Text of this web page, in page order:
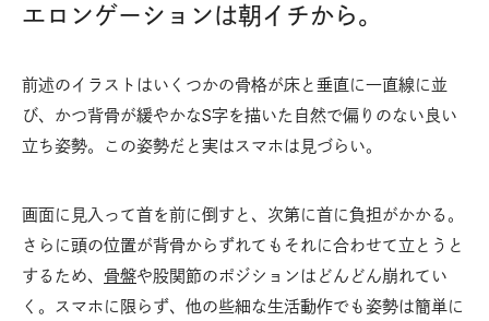
エロンゲーションは朝イチから。
前述のイラストはいくつかの骨格が床と垂直に一直線に並
び、かつ背骨が緩やかなS字を描いた自然で偏りのない良い
立ち姿勢。この姿勢だと実はスマホは見づらい。
画面に見入って首を前に倒すと、次第に首に負担がかかる。
さらに頭の位置が背骨からずれてもそれに合わせて立とうと
するため、 骨盤や股関節のポジションはどんどん崩れてい
く。スマホに限らず、他の些細な生活動作でも姿勢は簡単に